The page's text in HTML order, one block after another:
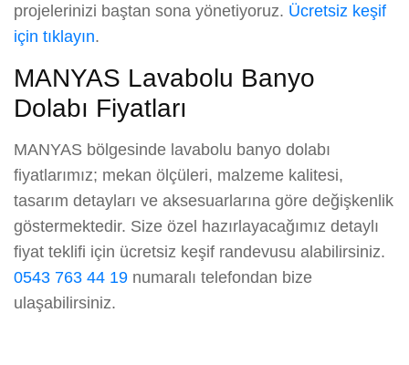
projelerinizi baştan sona yönetiyoruz. Ücretsiz keşif
için tıklayın.
MANYAS Lavabolu Banyo
Dolabı Fiyatları
MANYAS bölgesinde lavabolu banyo dolabı
fiyatlarımız; mekan ölçüleri, malzeme kalitesi,
tasarım detayları ve aksesuarlarına göre değişkenlik
göstermektedir. Size özel hazırlayacağımız detaylı
fiyat teklifi için ücretsiz keşif randevusu alabilirsiniz.
0543 763 44 19 numaralı telefondan bize
ulaşabilirsiniz.